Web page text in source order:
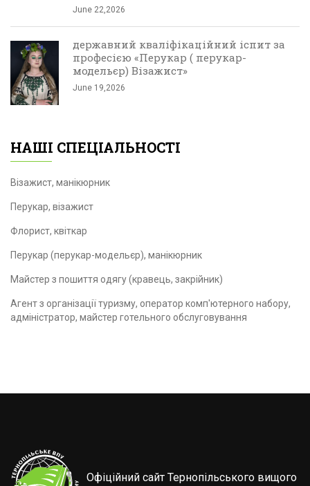
June 22,2026
державний кваліфікаційний іспит за
професією «Перукар ( перукар-
модельєр) Візажист»
June 19,2026
НАШІ СПЕЦІАЛЬНОСТІ
Візажист, манікюрник
Перукар, візажист
Флорист, квіткар
Перукар (перукар-модельєр), манікюрник
Майстер з пошиття одягу (кравець, закрійник)
Агент з організації туризму, оператор комп'ютерного набору,
адміністратор, майстер готельного обслуговування
Офіційний сайт Тернопільського вищого